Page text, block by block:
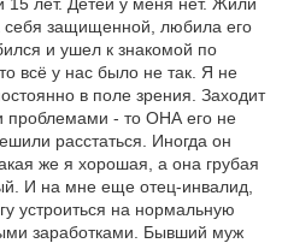
защищенной, любила его
и ушел к знакомой по
всё у нас было не так. Я не
в поле зрения. Заходит
проблемами - то ОНА его не
расстаться. Иногда он
же я хорошая, а она грубая
И на мне еще отец-инвалид,
устроиться на нормальную
заработками. Бывший муж